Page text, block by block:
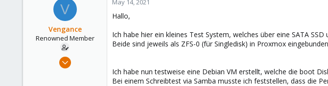
d
a
e
V
Vengance
Renowned Member
May 21, 2016
May 14, 2021
Hallo,
Ich habe hier ein kleines Test System, welches über eine SATA
Beide sind jeweils als ZFS-0 (für Singledisk) in Proxmox
Ich habe nun testweise eine Debian VM erstellt, welche die boot
Bei einem Schreibtest via Samba musste ich feststellen, dass die